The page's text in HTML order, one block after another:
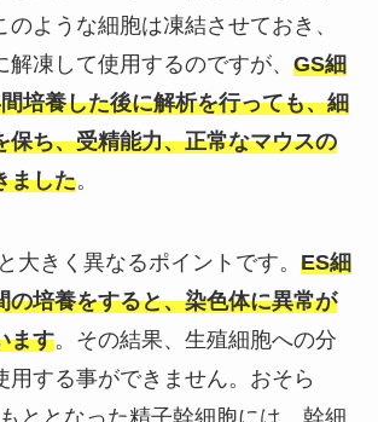
のような細胞は凍結させておき、
凍して使用するのですが、 GS細
培養した後に解析を行っても、細
保ち、受精能力、正常なマウスの
ました。
大きく異なるポイントです。 ES細
の培養をすると、染色体に異常が
ます。その結果、生殖細胞への分
用する事ができません。おそら
ととなった精子幹細胞には、幹細